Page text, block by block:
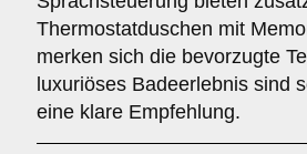
Thermostatduschen mit
merken sich die bevorzugte
luxuriöses Badeerlebnis sind
eine klare Empfehlung.